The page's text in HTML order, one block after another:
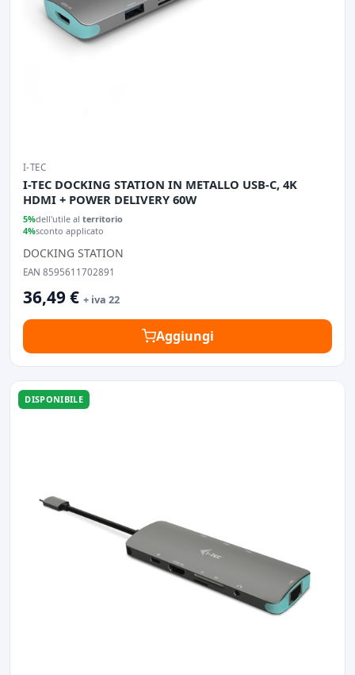
I-TEC
I-TEC DOCKING STATION IN METALLO USB-C, 4K
HDMI + POWER DELIVERY 60W
5%dell'utile al territorio
4%sconto applicato
DOCKING STATION
EAN 8595611702891
36,49 € + iva 22
Aggiungi
DISPONIBILE